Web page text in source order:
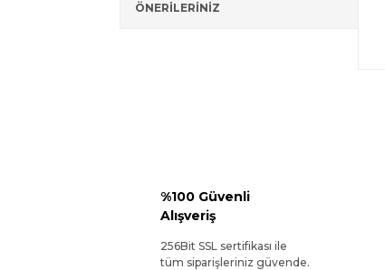
ÖNERİLERİNİZ
%100 Güvenli
Alışveriş
256Bit SSL sertifikası ile
tüm siparişleriniz güvende.